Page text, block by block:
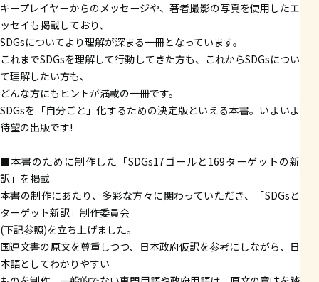
キープレイヤーからのメッセージや、著者撮影の写真を使用したエ
ッセイも掲載しており、
SDGsについてより理解が深まる一冊となっています。
これまでSDGsを理解して行動してきた方も、これからSDGsについ
て理解したい方も、
どんな方にもヒントが満載の一冊です。
SDGsを「自分ごと」化するための決定版といえる本書。いよいよ
待望の出版です!
■本書のために制作した「SDGs17ゴールと169ターゲットの新
訳」を掲載
本書の制作にあたり、多彩な方々に関わっていただき、「SDGsと
ターゲット新訳」制作委員会
(下記参照)を立ち上げました。
国連文書の原文を尊重しつつ、日本政府仮訳を参考にしながら、日
本語としてわかりやすい